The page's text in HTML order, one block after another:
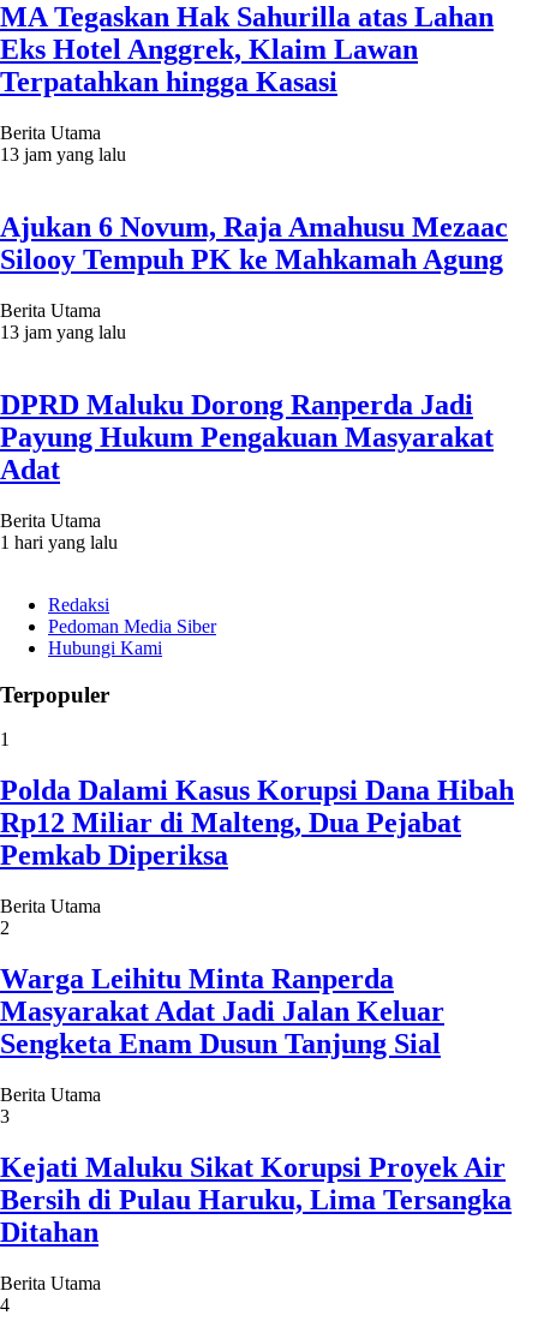
MA Tegaskan Hak Sahurilla atas Lahan
Eks Hotel Anggrek, Klaim Lawan
Terpatahkan hingga Kasasi
Berita Utama
13 jam yang lalu
Ajukan 6 Novum, Raja Amahusu Mezaac
Silooy Tempuh PK ke Mahkamah Agung
Berita Utama
13 jam yang lalu
DPRD Maluku Dorong Ranperda Jadi
Payung Hukum Pengakuan Masyarakat
Adat
Berita Utama
1 hari yang lalu
Redaksi
Pedoman Media Siber
Hubungi Kami
Terpopuler
1
Polda Dalami Kasus Korupsi Dana Hibah
Rp12 Miliar di Malteng, Dua Pejabat
Pemkab Diperiksa
Berita Utama
2
Warga Leihitu Minta Ranperda
Masyarakat Adat Jadi Jalan Keluar
Sengketa Enam Dusun Tanjung Sial
Berita Utama
3
Kejati Maluku Sikat Korupsi Proyek Air
Bersih di Pulau Haruku, Lima Tersangka
Ditahan
Berita Utama
4